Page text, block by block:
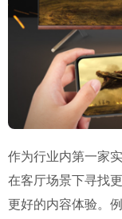
作为行业内第一家
在客厅场景下寻找
更好的内容体验。